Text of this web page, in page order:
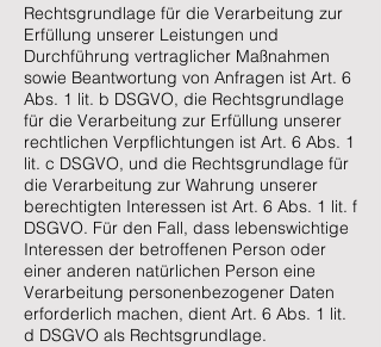
Rechtsgrundlage für die Verarbeitung zur
Erfüllung unserer Leistungen und
Durchführung vertraglicher Maßnahmen
sowie Beantwortung von Anfragen ist Art. 6
Abs. 1 lit. b DSGVO, die Rechtsgrundlage
für die Verarbeitung zur Erfüllung unserer
rechtlichen Verpflichtungen ist Art. 6 Abs. 1
lit. c DSGVO, und die Rechtsgrundlage für
die Verarbeitung zur Wahrung unserer
berechtigten Interessen ist Art. 6 Abs. 1 lit. f
DSGVO. Für den Fall, dass lebenswichtige
Interessen der betroffenen Person oder
einer anderen natürlichen Person eine
Verarbeitung personenbezogener Daten
erforderlich machen, dient Art. 6 Abs. 1 lit.
d DSGVO als Rechtsgrundlage.